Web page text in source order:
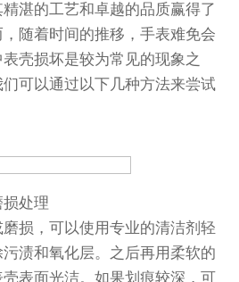
的工艺和卓越的品质赢得了
随着时间的推移，手表难免会
壳损坏是较为常见的现象之
可以通过以下几种方法来尝试
处理
，可以使用专业的清洁剂轻
渍和氧化层。之后再用柔软的
表面光洁。如果划痕较深，可